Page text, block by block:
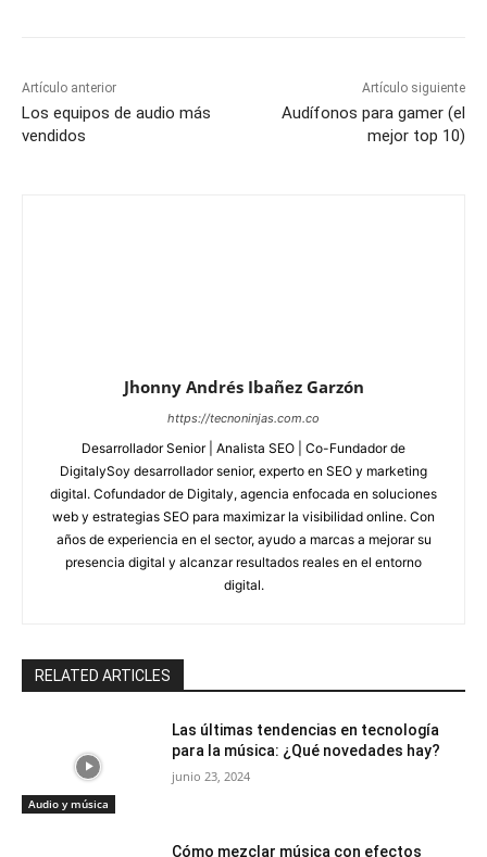
Artículo anterior
Los equipos de audio más
vendidos
Artículo siguiente
Audífonos para gamer (el
mejor top 10)
Jhonny Andrés Ibañez Garzón
https://tecnoninjas.com.co
Desarrollador Senior | Analista SEO | Co-Fundador de
DigitalySoy desarrollador senior, experto en SEO y marketing
digital. Cofundador de Digitaly, agencia enfocada en soluciones
web y estrategias SEO para maximizar la visibilidad online. Con
años de experiencia en el sector, ayudo a marcas a mejorar su
presencia digital y alcanzar resultados reales en el entorno
digital.
RELATED ARTICLES
Audio y música
Las últimas tendencias en tecnología
para la música: ¿Qué novedades hay?
junio 23, 2024
Cómo mezclar música con efectos